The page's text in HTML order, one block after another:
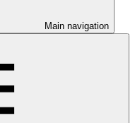
Main navigation